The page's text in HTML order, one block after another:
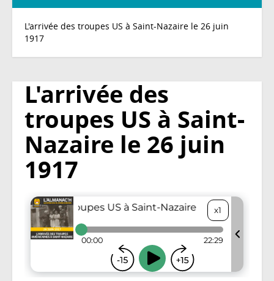
L'arrivée des troupes US à Saint-Nazaire le 26 juin
1917
L'arrivée des
troupes US à Saint-
Nazaire le 26 juin
1917